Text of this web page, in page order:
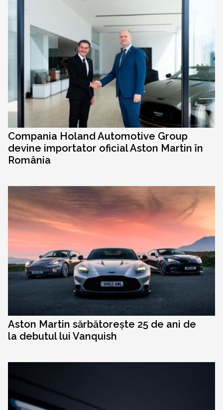
Compania Holand Automotive Group
devine importator oficial Aston Martin în
România
Aston Martin sărbătorește 25 de ani de
la debutul lui Vanquish